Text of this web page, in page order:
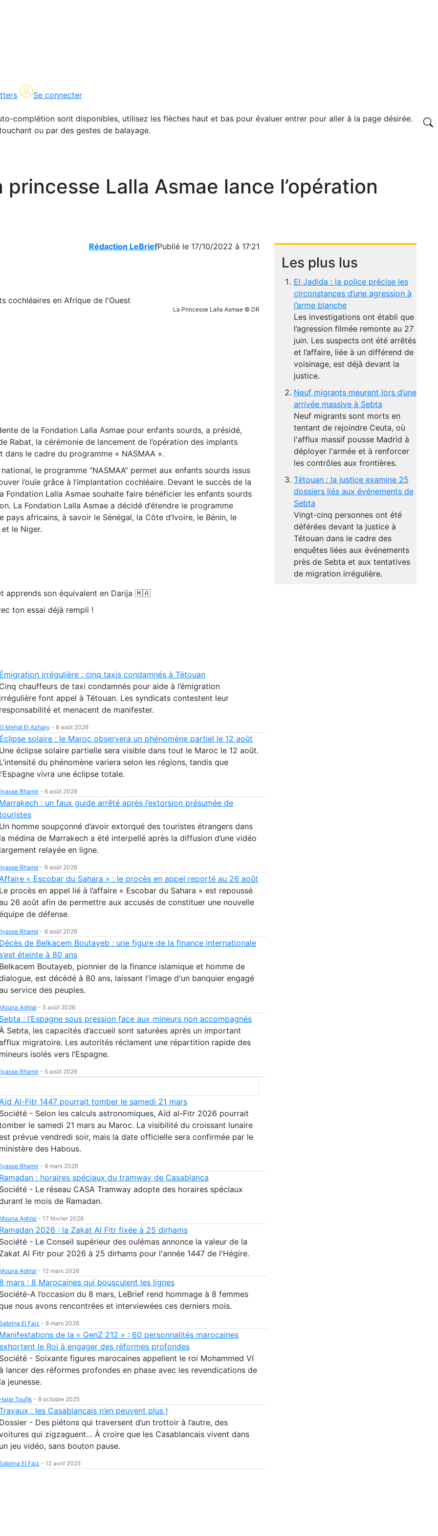
Se connecter
complétion sont disponibles, utilisez les flèches haut et bas pour évaluer entrer pour aller à la page désirée.
ou par des gestes de balayage.
princesse Lalla Asmae lance l’opération
Rédaction LeBriefPublié le 17/10/2022 à 17:21
La Princesse Lalla Asmae © DR
de la Fondation Lalla Asmae pour enfants sourds, a présidé,
Rabat, la cérémonie de lancement de l’opération des implants
dans le cadre du programme « NASMAA ».
le programme “NASMAA” permet aux enfants sourds issus
l’ouïe grâce à l’implantation cochléaire. Devant le succès de la
Fondation Lalla Asmae souhaite faire bénéficier les enfants sourds
La Fondation Lalla Asmae a décidé d’étendre le programme
pays africains, à savoir le Sénégal, la Côte d’Ivoire, le Bénin, le
le Niger.
apprends son équivalent en Darija 🇲🇦
ton essai déjà rempli !
Les plus lus
El Jadida : la police précise les
circonstances d’une agression à
l’arme blanche
Les investigations ont établi que
l’agression filmée remonte au 27
juin. Les suspects ont été arrêtés
et l’affaire, liée à un différend de
voisinage, est déjà devant la
justice.
Neuf migrants meurent lors d’une
arrivée massive à Sebta
Neuf migrants sont morts en
tentant de rejoindre Ceuta, où
l'afflux massif pousse Madrid à
déployer l'armée et à renforcer
les contrôles aux frontières.
Tétouan : la justice examine 25
dossiers liés aux événements de
Sebta
Vingt-cinq personnes ont été
déférées devant la justice à
Tétouan dans le cadre des
enquêtes liées aux événements
près de Sebta et aux tentatives
de migration irrégulière.
Émigration irrégulière : cinq taxis condamnés à Tétouan
Cinq chauffeurs de taxi condamnés pour aide à l’émigration
irrégulière font appel à Tétouan. Les syndicats contestent leur
responsabilité et menacent de manifester.
El Mehdi El Azhary - 6 août 2026
Éclipse solaire : le Maroc observera un phénomène partiel le 12 août
Une éclipse solaire partielle sera visible dans tout le Maroc le 12 août.
L’intensité du phénomène variera selon les régions, tandis que
l’Espagne vivra une éclipse totale.
Ilyasse Rhamir- 6 août 2026
Marrakech : un faux guide arrêté après l’extorsion présumée de
Un homme soupçonné d’avoir extorqué des touristes étrangers dans
la médina de Marrakech a été interpellé après la diffusion d’une vidéo
largement relayée en ligne.
Ilyasse Rhamir- 6 août 2026
Affaire « Escobar du Sahara » : le procès en appel reporté au 26 août
Le procès en appel lié à l’affaire « Escobar du Sahara » est repoussé
26 août afin de permettre aux accusés de constituer une nouvelle
de défense.
Ilyasse Rhamir- 6 août 2026
Décès de Belkacem Boutayeb : une figure de la finance internationale
s’est éteinte à 80 ans
Belkacem Boutayeb, pionnier de la finance islamique et homme de
est décédé à 80 ans, laissant l'image d'un banquier engagé
service des peuples.
Mouna Aghlal - 5 août 2026
Sebta : l’Espagne sous pression face aux mineurs non accompagnés
À Sebta, les capacités d’accueil sont saturées après un important
migratoire. Les autorités réclament une répartition rapide des
mineurs isolés vers l’Espagne.
Ilyasse Rhamir- 5 août 2026
Aïd Al-Fitr 1447 pourrait tomber le samedi 21 mars
Société - Selon les calculs astronomiques, Aïd al-Fitr 2026 pourrait
le samedi 21 mars au Maroc. La visibilité du croissant lunaire
prévue vendredi soir, mais la date officielle sera confirmée par le
ministère des Habous.
Ilyasse Rhamir- 9 mars 2026
Ramadan : horaires spéciaux du tramway de Casablanca
Société - Le réseau CASA Tramway adopte des horaires spéciaux
le mois de Ramadan.
Mouna Aghlal - 17 février 2026
Ramadan 2026 : la Zakat Al Fitr fixée à 25 dirhams
Société - Le Conseil supérieur des oulémas annonce la valeur de la
Zakat Al Fitr pour 2026 à 25 dirhams pour l'année 1447 de l'Hégire.
Mouna Aghlal - 12 mars 2026
8 mars : 8 Marocaines qui bousculent les lignes
Société-A l’occasion du 8 mars, LeBrief rend hommage à 8 femmes
nous avons rencontrées et interviewées ces derniers mois.
El Faiz - 8 mars 2026
Manifestations de la « GenZ 212 » : 60 personnalités marocaines
le Roi à engager des réformes profondes
Société - Soixante figures marocaines appellent le roi Mohammed VI
lancer des réformes profondes en phase avec les revendications de
la jeunesse.
Hajar Toufik - 8 octobre 2025
: les Casablancais n’en peuvent plus !
Dossier - Des piétons qui traversent d’un trottoir à l’autre, des
qui zigzaguent… À croire que les Casablancais vivent dans
un jeu vidéo, sans bouton pause.
El Faiz - 12 avril 2025